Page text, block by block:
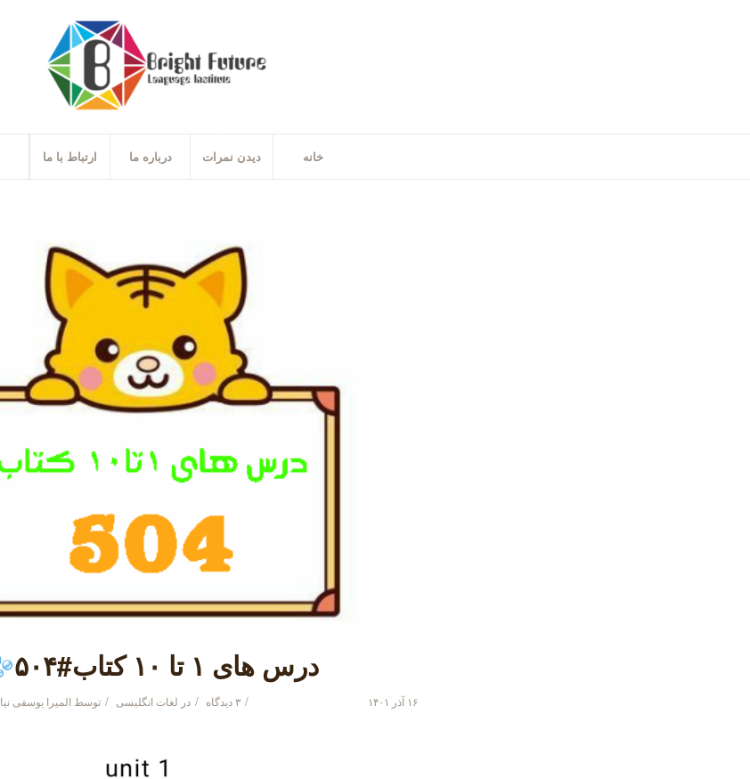
خانه دیدن نمرات درباره ما ارتباط با ما
درس های ۱ تا ۱۰ کتاب#۵۰۴
۱۶ آذر ۱۴۰۱ / ۳ دیدگاه / در لغات انگلیسی / توسط المیرا یوسفی نیا